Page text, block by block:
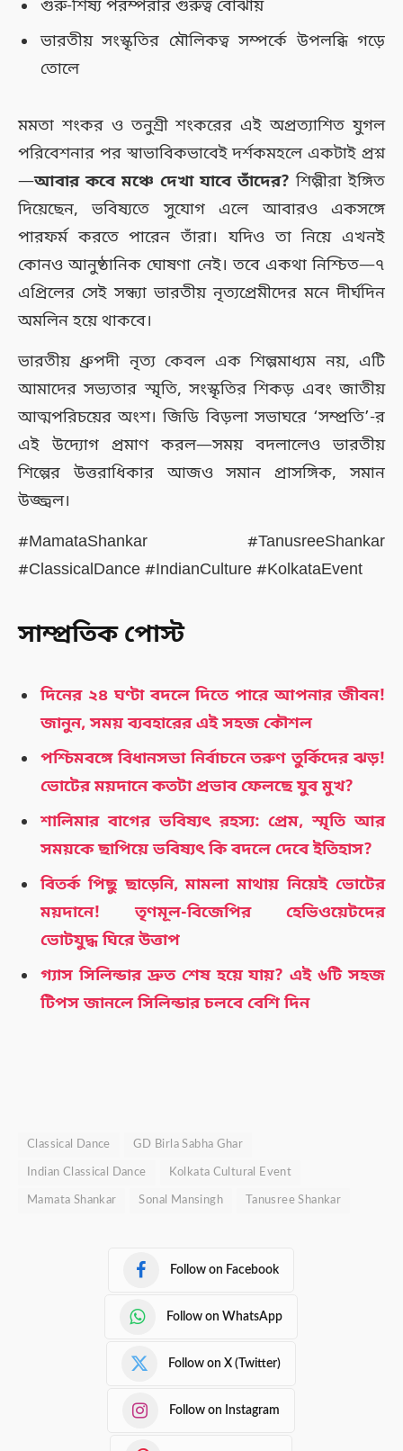
গুরু-শিষ্য পরম্পরার গুরুত্ব বোঝায়
ভারতীয় সংস্কৃতির মৌলিকত্ব সম্পর্কে উপলব্ধি গড়ে
তোলে
মমতা শংকর ও তনুশ্রী শংকরের এই অপ্রত্যাশিত যুগল
পরিবেশনার পর স্বাভাবিকভাবেই দর্শকমহলে একটাই প্রশ্ন
—আবার কবে মঞ্চে দেখা যাবে তাঁদের? শিল্পীরা ইঙ্গিত
দিয়েছেন, ভবিষ্যতে সুযোগ এলে আবারও একসঙ্গে
পারফর্ম করতে পারেন তাঁরা। যদিও তা নিয়ে এখনই
কোনও আনুষ্ঠানিক ঘোষণা নেই। তবে একথা নিশ্চিত—৭
এপ্রিলের সেই সন্ধ্যা ভারতীয় নৃত্যপ্রেমীদের মনে দীর্ঘদিন
অমলিন হয়ে থাকবে।
ভারতীয় ধ্রুপদী নৃত্য কেবল এক শিল্পমাধ্যম নয়, এটি
আমাদের সভ্যতার স্মৃতি, সংস্কৃতির শিকড় এবং জাতীয়
আত্মপরিচয়ের অংশ। জিডি বিড়লা সভাঘরে ‘সম্প্রতি’-র
এই উদ্যোগ প্রমাণ করল—সময় বদলালেও ভারতীয়
শিল্পের উত্তরাধিকার আজও সমান প্রাসঙ্গিক, সমান
উজ্জ্বল।
#MamataShankar #TanusreeShankar
#ClassicalDance #IndianCulture #KolkataEvent
সাম্প্রতিক পোস্ট
দিনের ২৪ ঘণ্টা বদলে দিতে পারে আপনার জীবন!
জানুন, সময় ব্যবহারের এই সহজ কৌশল
পশ্চিমবঙ্গে বিধানসভা নির্বাচনে তরুণ তুর্কিদের ঝড়!
ভোটের ময়দানে কতটা প্রভাব ফেলছে যুব মুখ?
শালিমার বাগের ভবিষ্যৎ রহস্য: প্রেম, স্মৃতি আর
সময়কে ছাপিয়ে ভবিষ্যৎ কি বদলে দেবে ইতিহাস?
বিতর্ক পিছু ছাড়েনি, মামলা মাথায় নিয়েই ভোটের
ময়দানে! তৃণমূল-বিজেপির হেভিওয়েটদের
ভোটযুদ্ধ ঘিরে উত্তাপ
গ্যাস সিলিন্ডার দ্রুত শেষ হয়ে যায়? এই ৬টি সহজ
টিপস জানলে সিলিন্ডার চলবে বেশি দিন
Classical Dance GD Birla Sabha Ghar
Indian Classical Dance Kolkata Cultural Event
Mamata Shankar Sonal Mansingh Tanusree Shankar
Follow on Facebook
Follow on WhatsApp
Follow on X (Twitter)
Follow on Instagram